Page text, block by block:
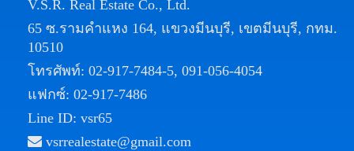
V.S.R. Real Estate Co., Ltd.
65 ซ.รามคำแหง 164, แขวงมีนบุรี, เขตมีนบุรี, กทม.
10510
โทรศัพท์: 02-917-7484-5, 091-056-4054
แฟกซ์: 02-917-7486
Line ID: vsr65
vsrrealestate@gmail.com